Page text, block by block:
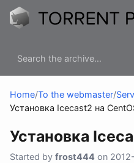
Home/To the webmaster/
Установка Icecast2 на
Установка
Started by frost444 on